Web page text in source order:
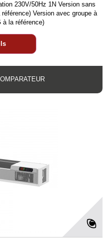
230V/50Hz 1N Version sans
Version avec groupe à
à la référence)